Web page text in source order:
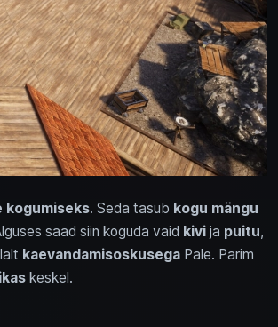
kogumiseks. Seda tasub kogu mängu
saad siin koguda vaid kivija puitu,
kaevandamisoskusegaPale. Parim
keskel.